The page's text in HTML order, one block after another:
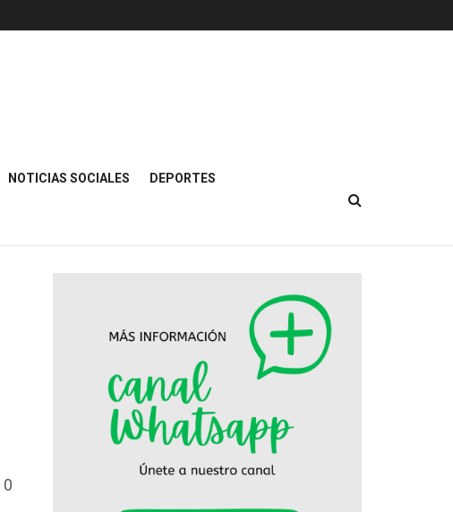
NOTICIAS SOCIALES DEPORTES
0